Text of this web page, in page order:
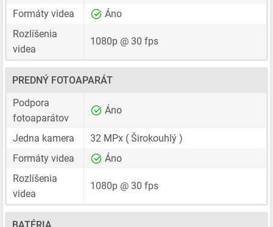
Formáty videa
Áno
Rozlíšenia
videa
1080p @ 30 fps
PREDNÝ FOTOAPARÁT
Podpora
fotoaparátov
Áno
Jedna kamera 32 MPx ( Širokouhlý )
Formáty videa
Áno
Rozlíšenia
videa
1080p @ 30 fps
BATÉRIA